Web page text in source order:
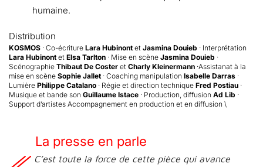
humaine.
Distribution
KOSMOS · Co-écriture Lara Hubinontet Jasmina Douieb · Interprétation
Lara Hubinontet Elsa Tarlton · Mise en scène Jasmina Douieb ·
Scénographie Thibaut De Coster et Charly Kleinermann ·Assistanat à la
mise en scène Sophie Jallet· Coaching manipulation Isabelle Darras ·
Lumière Philippe Catalano · Régie et direction technique Fred Postiau ·
Musique et bande son Guillaume Istace · Production, diffusion Ad Lib ·
Support d’artistes Accompagnement en production et en diffusion \
La presse en parle
C’est toute la force de cette pièce qui avance